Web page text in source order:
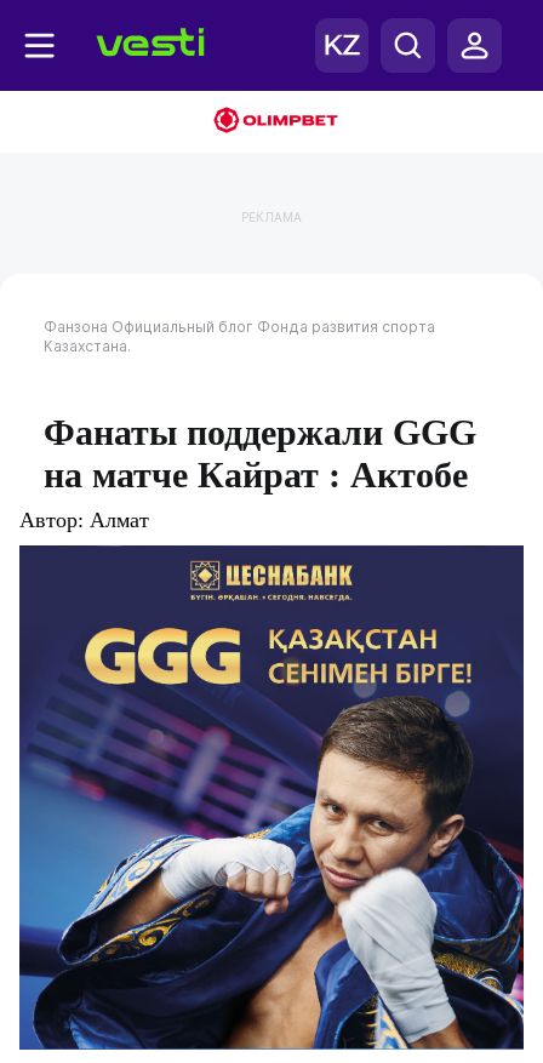
РЕКЛАМА
Фанзона Официальный блог Фонда развития спорта
Казахстана.
Фанаты поддержали GGG
на матче Кайрат : Актобе
Автор: Алмат